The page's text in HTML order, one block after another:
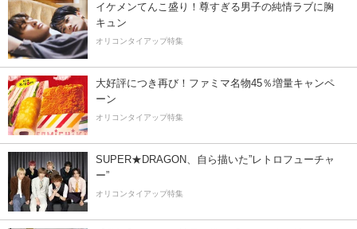
イケメンてんこ盛り！尊すぎる男子の純情ラブに胸
キュン
オリコンタイアップ特集
大好評につき再び！ファミマ名物45％増量キャンペ
ーン
オリコンタイアップ特集
SUPER★DRAGON、自ら描いた”レトロフューチャ
ー”
オリコンタイアップ特集